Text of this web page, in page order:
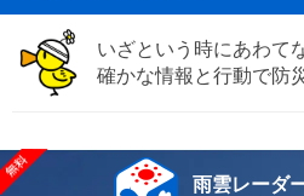
いざという時にあわて
確かな情報と行動で防
雨雲レーダ